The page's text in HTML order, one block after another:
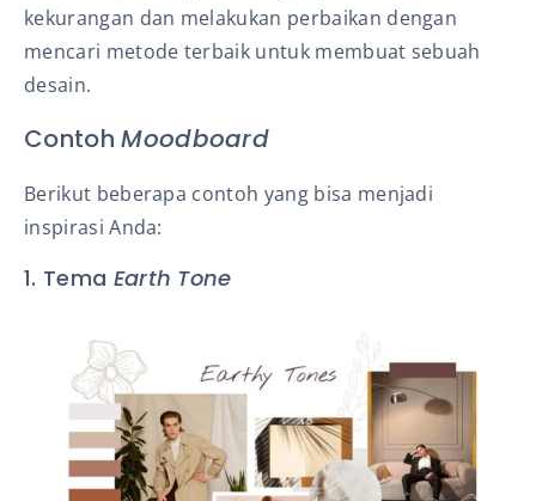
kekurangan dan melakukan perbaikan dengan
mencari metode terbaik untuk membuat sebuah
desain.
ContohMoodboard
Berikut beberapa contoh yang bisa menjadi
inspirasi Anda:
1. Tema Earth Tone